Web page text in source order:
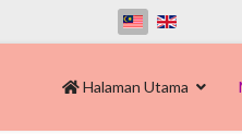
Halaman Utama